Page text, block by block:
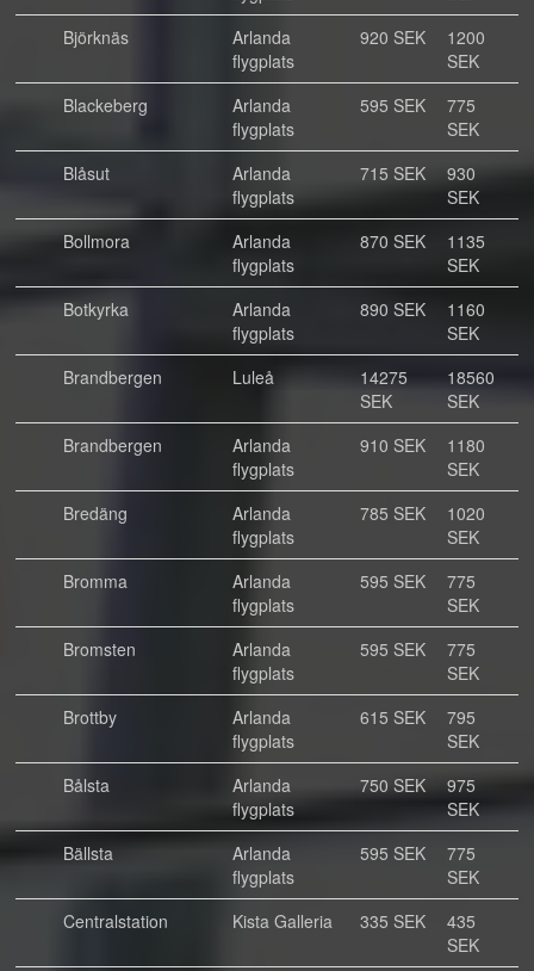
Björknäs
Arlanda
flygplats
920 SEK
1200
SEK
Blackeberg
Arlanda
flygplats
595 SEK
775
SEK
Blåsut
Arlanda
flygplats
715 SEK
930
SEK
Bollmora
Arlanda
flygplats
870 SEK
1135
SEK
Botkyrka
Arlanda
flygplats
890 SEK
1160
SEK
Brandbergen
Luleå
14275
SEK
18560
SEK
Brandbergen
Arlanda
flygplats
910 SEK
1180
SEK
Bredäng
Arlanda
flygplats
785 SEK
1020
SEK
Bromma
Arlanda
flygplats
595 SEK
775
SEK
Bromsten
Arlanda
flygplats
595 SEK
775
SEK
Brottby
Arlanda
flygplats
615 SEK
795
SEK
Bålsta
Arlanda
flygplats
750 SEK
975
SEK
Bällsta
Arlanda
flygplats
595 SEK
775
SEK
Centralstation
Kista Galleria 335 SEK
435
SEK